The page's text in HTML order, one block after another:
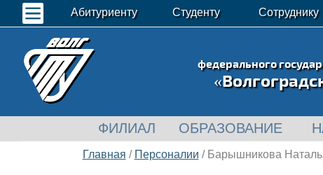
Абитуриенту Студенту Сотруднику
федерального
ФИЛИАЛ ОБРАЗОВАНИЕ
Главная / Персоналии / Барышникова